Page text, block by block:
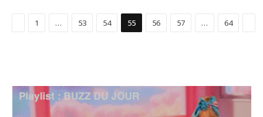
Précédent
1 … 53 54 55 56 57 … 64